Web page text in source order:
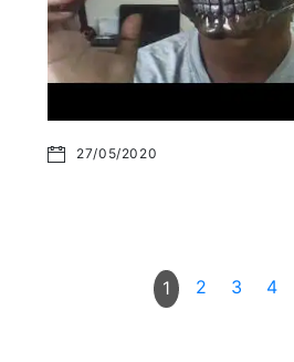
27/05/2020
1 2 3 4